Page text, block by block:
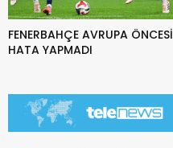
FENERBAHÇE AVRUPA ÖNCESİ
HATA YAPMADI